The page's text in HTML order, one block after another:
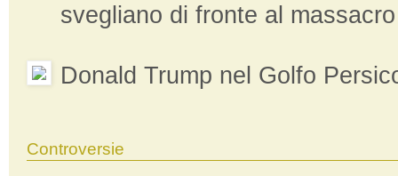
svegliano di fronte al
Donald Trump nel Golfo
Controversie